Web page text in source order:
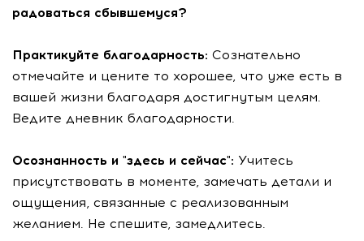
радоваться сбывшемуся?
Практикуйте благодарность: Сознательно
отмечайте и цените то хорошее, что уже есть в
вашей жизни благодаря достигнутым целям.
Ведите дневник благодарности.
Осознанность и "здесь и сейчас": Учитесь
присутствовать в моменте, замечать детали и
ощущения, связанные с реализованным
желанием. Не спешите, замедлитесь.